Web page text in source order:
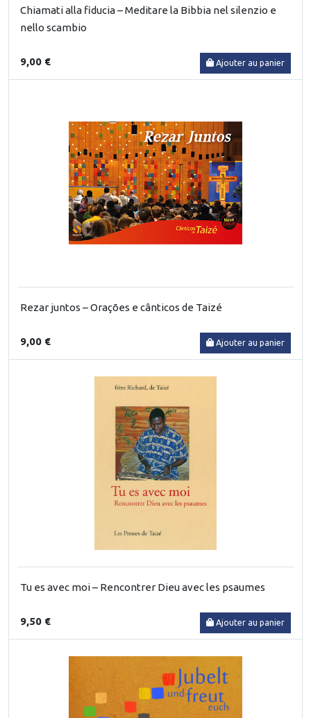
Chiamati alla fiducia – Meditare la Bibbia nel silenzio e
nello scambio
9,00 € Ajouter au panier
Rezar juntos – Orações e cânticos de Taizé
9,00 € Ajouter au panier
Tu es avec moi – Rencontrer Dieu avec les psaumes
9,50 € Ajouter au panier